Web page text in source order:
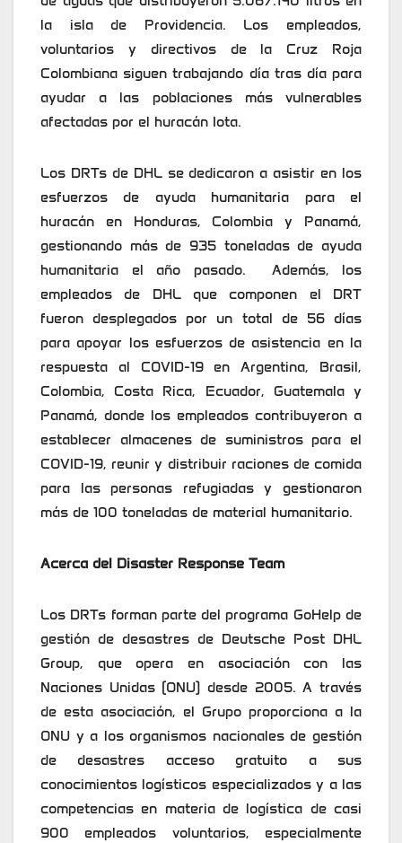
la isla de Providencia. Los empleados,
voluntarios y directivos de la Cruz Roja
Colombiana siguen trabajando día tras día para
ayudar a las poblaciones más vulnerables
afectadas por el huracán Iota.
Los DRTs de DHL se dedicaron a asistir en los
esfuerzos de ayuda humanitaria para el
huracán en Honduras, Colombia y Panamá,
gestionando más de 935 toneladas de ayuda
humanitaria el año pasado. Además, los
empleados de DHL que componen el DRT
fueron desplegados por un total de 56 días
para apoyar los esfuerzos de asistencia en la
respuesta al COVID-19 en Argentina, Brasil,
Colombia, Costa Rica, Ecuador, Guatemala y
Panamá, donde los empleados contribuyeron a
establecer almacenes de suministros para el
COVID-19, reunir y distribuir raciones de comida
para las personas refugiadas y gestionaron
más de 100 toneladas de material humanitario.
Acerca del Disaster Response Team
Los DRTs forman parte del programa GoHelp de
gestión de desastres de Deutsche Post DHL
Group, que opera en asociación con las
Naciones Unidas (ONU) desde 2005. A través
de esta asociación, el Grupo proporciona a la
ONU y a los organismos nacionales de gestión
de desastres acceso gratuito a sus
conocimientos logísticos especializados y a las
competencias en materia de logística de casi
900 empleados voluntarios, especialmente